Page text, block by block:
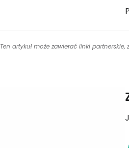
Ten artykuł może zawierać linki